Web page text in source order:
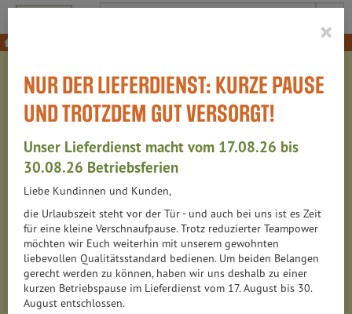
Produkt
×
NUR DER LIEFERDIENST: KURZE PAUSE
UND TROTZDEM GUT VERSORGT!
Unser Lieferdienst macht vom 17.08.26 bis
30.08.26 Betriebsferien
Liebe Kundinnen und Kunden,
die Urlaubszeit steht vor der Tür - und auch bei uns ist es Zeit
für eine kleine Verschnaufpause. Trotz reduzierter Teampower
möchten wir Euch weiterhin mit unserem gewohnten
liebevollen Qualitätsstandard bedienen. Um beiden Belangen
gerecht werden zu können, haben wir uns deshalb zu einer
kurzen Betriebspause im Lieferdienst vom 17. August bis 30.
August entschlossen.
FÜR DICH, für jeden Tag
Aktuelle Angebote
Kundenzufriedenheit
eCharge
Zertifikate